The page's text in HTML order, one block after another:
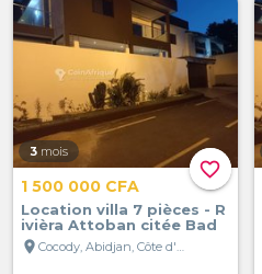
favorite_border
3 mois
1 500 000 CFA
Location villa 7 pièces - R
ivièra Attoban citée Bad
location_on